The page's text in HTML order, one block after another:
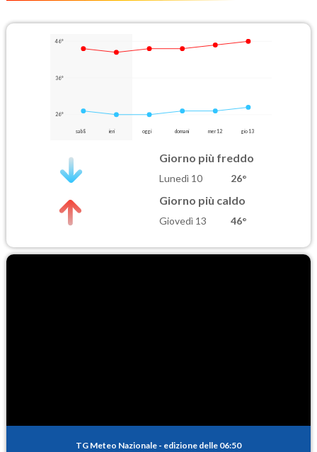
46°
36°
26°
sab 8 ieri oggi domani mer 12 gio 13
Giorno più freddo
Lunedì 10 26°
Giorno più caldo
Giovedì 13 46°
TG Meteo Nazionale - edizione delle 06:50